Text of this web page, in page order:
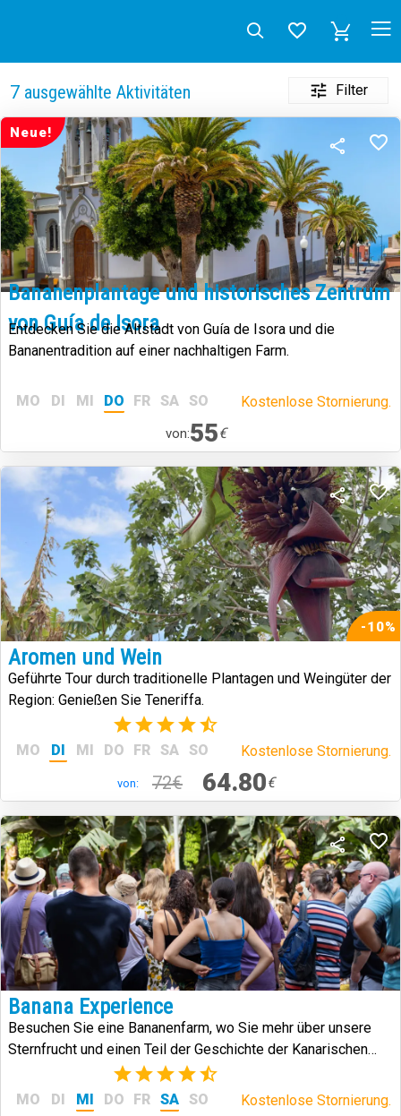
7ausgewählte Aktivitäten Filter
Neue!
Bananenplantage und historisches Zentrum
von Guía de Isora
Entdecken Sie die Altstadt von Guía de Isora und die
Bananentradition auf einer nachhaltigen Farm.
MO DI MI DO FR SA SO Kostenlose Stornierung.
von:55€
-10%
Aromen und Wein
Geführte Tour durch traditionelle Plantagen und Weingüter der
Region: Genießen Sie Teneriffa.
(14)
MO DI MI DO FR SA SO Kostenlose Stornierung.
von: 72€ 64.80€
Banana Experience
Besuchen Sie eine Bananenfarm, wo Sie mehr über unsere
Sternfrucht und einen Teil der Geschichte der Kanarischen
(6)
MO DI MI DO FR SA SO Kostenlose Stornierung.